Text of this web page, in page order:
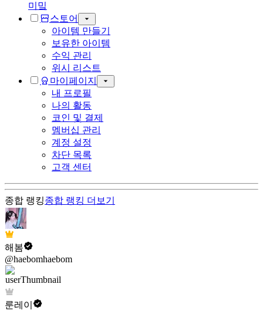
미밐
스토어
아이템 만들기
보유한 아이템
수익 관리
위시 리스트
마이페이지
내 프로필
나의 활동
코인 및 결제
멤버십 관리
계정 설정
차단 목록
고객 센터
종합 랭킹종합 랭킹 더보기
해봄
@haebomhaebom
룬레이